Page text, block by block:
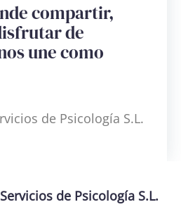
compartir,
de
une como
de Psicología S.L.
de Psicología S.L.